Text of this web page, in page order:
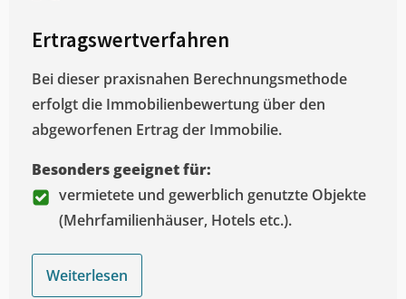
Ertragswertverfahren
Bei dieser praxisnahen Berechnungsmethode
erfolgt die Immobilienbewertung über den
abgeworfenen Ertrag der Immobilie.
Besonders geeignet für:
vermietete und gewerblich genutzte Objekte
(Mehrfamilienhäuser, Hotels etc.).
Weiterlesen